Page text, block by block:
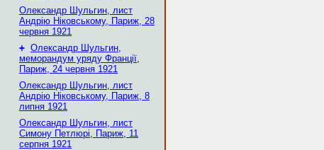
Олександр Шульгин, лист
Андрію Ніковському, Париж, 28
червня 1921
+ Олександр Шульгин,
меморандум уряду Франції,
Париж, 24 червня 1921
Олександр Шульгин, лист
Андрію Ніковському, Париж, 8
липня 1921
Олександр Шульгин, лист
Симону Петлюрі, Париж, 11
серпня 1921